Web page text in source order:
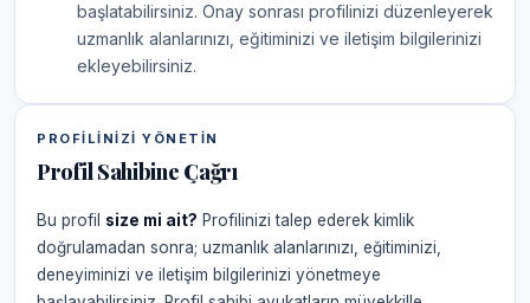
başlatabilirsiniz. Onay sonrası profilinizi düzenleyerek
uzmanlık alanlarınızı, eğitiminizi ve iletişim bilgilerinizi
ekleyebilirsiniz.
PROFILINIZI YÖNETIN
Profil Sahibine Çağrı
Bu profil size mi ait? Profilinizi talep ederek kimlik
doğrulamadan sonra; uzmanlık alanlarınızı, eğitiminizi,
deneyiminizi ve iletişim bilgilerinizi yönetmeye